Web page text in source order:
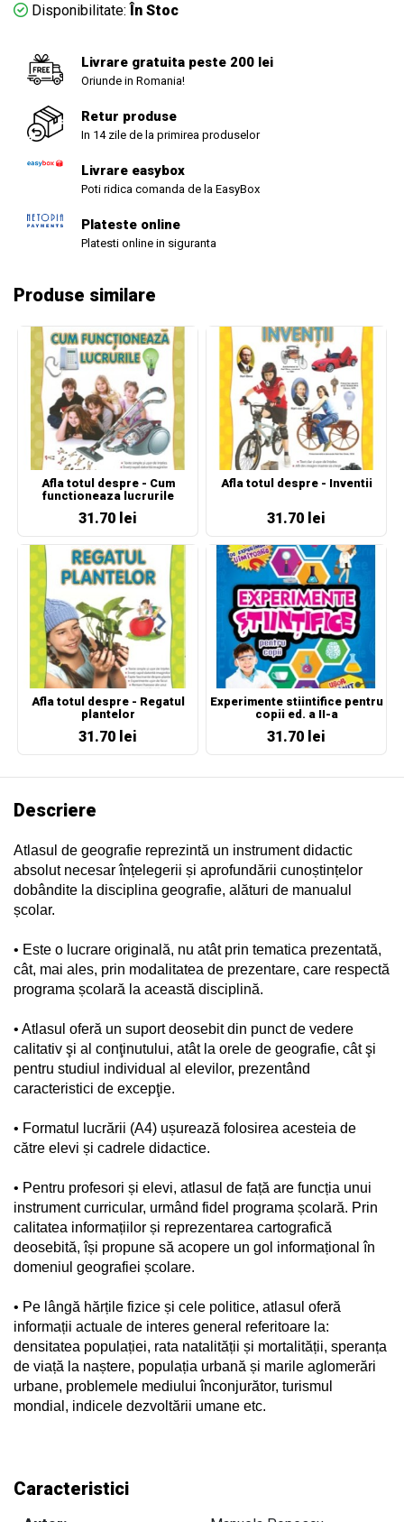
Disponibilitate: În Stoc
Livrare gratuita peste 200 lei
Oriunde in Romania!
Retur produse
In 14 zile de la primirea produselor
Livrare easybox
Poti ridica comanda de la EasyBox
Plateste online
Platesti online in siguranta
Produse similare
Afla totul despre - Cum
functioneaza lucrurile
31.70 lei
Afla totul despre - Inventii
31.70 lei
Afla totul despre - Regatul
plantelor
31.70 lei
Experimente stiintifice pentru
copii ed. a II-a
31.70 lei
Descriere
Atlasul de geografie reprezintă un instrument didactic
absolut necesar înțelegerii și aprofundării cunoștințelor
dobândite la disciplina geografie, alături de manualul
școlar.
• Este o lucrare originală, nu atât prin tematica prezentată,
cât, mai ales, prin modalitatea de prezentare, care respectă
programa școlară la această disciplină.
• Atlasul oferă un suport deosebit din punct de vedere
calitativ şi al conţinutului, atât la orele de geografie, cât şi
pentru studiul individual al elevilor, prezentând
caracteristici de excepţie.
• Formatul lucrării (A4) ușurează folosirea acesteia de
către elevi și cadrele didactice.
• Pentru profesori și elevi, atlasul de față are funcția unui
instrument curricular, urmând fidel programa școlară. Prin
calitatea informațiilor și reprezentarea cartografică
deosebită, își propune să acopere un gol informațional în
domeniul geografiei școlare.
• Pe lângă hărțile fizice și cele politice, atlasul oferă
informații actuale de interes general referitoare la:
densitatea populației, rata natalității și mortalității, speranța
de viață la naștere, populația urbană și marile aglomerări
urbane, problemele mediului înconjurător, turismul
mondial, indicele dezvoltării umane etc.
Caracteristici